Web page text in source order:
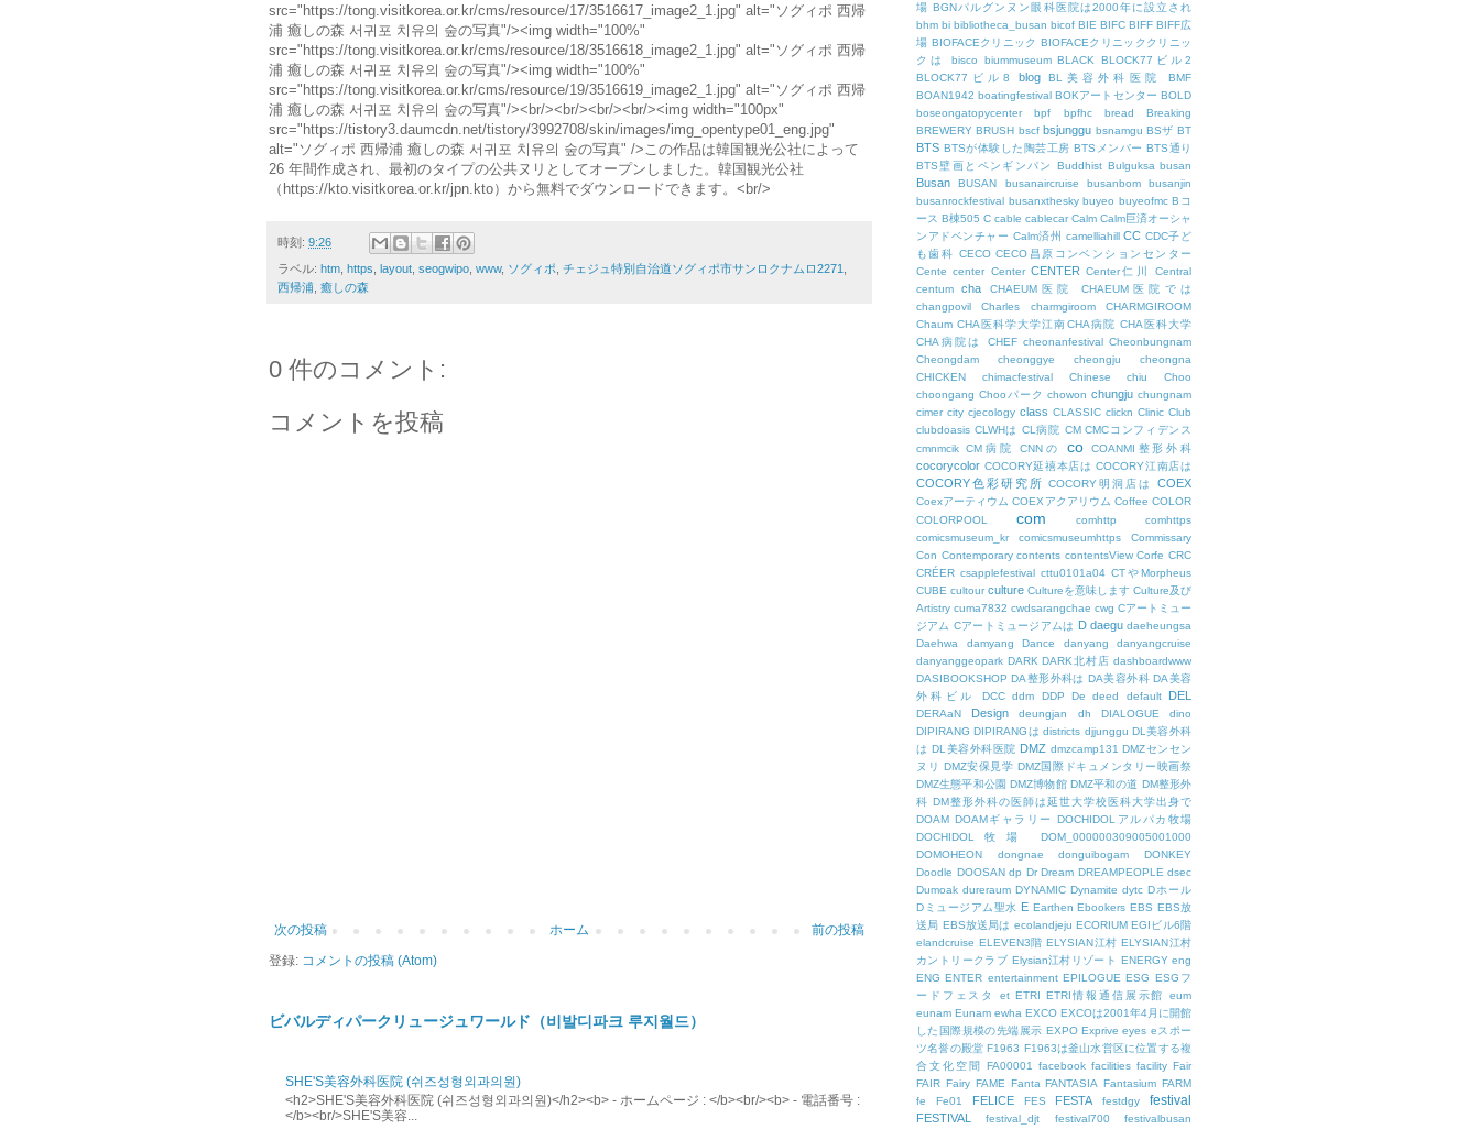
src="https://tong.visitkorea.or.kr/cms/resource/17/3516617_image2_1.jpg" alt="ソグィポ 西帰
浦 癒しの森 서귀포 치유의 숲の写真"/><img width="100%"
src="https://tong.visitkorea.or.kr/cms/resource/18/3516618_image2_1.jpg" alt="ソグィポ 西帰
浦 癒しの森 서귀포 치유의 숲の写真"/><img width="100%"
src="https://tong.visitkorea.or.kr/cms/resource/19/3516619_image2_1.jpg" alt="ソグィポ 西帰
浦 癒しの森 서귀포 치유의 숲の写真"/><br/><br/><br/><br/><img width="100px"
src="https://tistory3.daumcdn.net/tistory/3992708/skin/images/img_opentype01_eng.jpg"
alt="ソグィポ 西帰浦 癒しの森 서귀포 치유의 숲の写真" />この作品は韓国観光公社によって
26 年間作成され、最初のタイプの公共ヌリとしてオープンしました。韓国観光公社
（https://kto.visitkorea.or.kr/jpn.kto）から無料でダウンロードできます。<br/>
時刻: 9:26
ラベル: htm https layout seogwipo www, ソグィポ チェジュ特別自治道ソグィポ市サンロクナムロ2271
西帰浦 癒しの森
0 件のコメント:
コメントを投稿
次の投稿 前の投稿
ホーム
登録: コメントの投稿 (Atom)
ビバルディパークリュージュワールド（비발디파크 루지월드）
SHE'S美容外科医院 (쉬즈성형외과의원)
<h2>SHE'S美容外科医院 (쉬즈성형외과의원)</h2><b> - ホームページ : </b><br/><b> - 電話番号 :
</b><br/>SHE'S美容...
場 BGNパルグンヌン眼科医院は2000年に設立され
bhm bi bibliotheca_busan bicof BIE BIFC BIFF BIFF広
場 BIOFACEクリニック BIOFACEクリニッククリニッ
クは
bisco biummuseum BLACK
BLOCK77ビル2
BLOCK77ビル8
blog BL美容外科医院
BMF
BOAN1942 boatingfestival BOKアートセンター BOLD
boseongatopycenter
bpf bpfhc bread
Breaking
BREWERY BRUSH bscf bsjunggu bsnamgu BSザ BT
BTS BTSが体験した陶芸工房 BTSメンバー BTS通り
BTS壁画とペンギンパン
Buddhist Bulguksa busan
Busan BUSAN busanaircruise busanbom
busanjin
busanrockfestival busanxthesky buyeo buyeofmc Bコ
ース B棟505 C cable cablecar Calm Calm巨済オーシャ
ンアドベンチャー Calm済州 camelliahill CC CDC子ど
も歯科 CECO CECO昌原コンベンションセンター
Cente center Center CENTER Center仁川
Central
centum
cha CHAEUM医院
CHAEUM医院では
changpovil
Charles charmgiroom
CHARMGIROOM
Chaum CHA医科学大学江南CHA病院 CHA医科大学
CHA病院は
CHEF cheonanfestival Cheonbungnam
Cheongdam
cheonggye cheongju
cheongna
CHICKEN
chimacfestival Chinese chiu
Choo
choongang Chooパーク chowon chungju chungnam
cimer city cjecology class CLASSIC clickn Clinic Club
clubdoasis CLWHは CL病院 CM CMCコンフィデンス
cmnmcik CM病院 CNNの co COANMI整形外科
cocorycolor COCORY延禧本店は COCORY江南店は
COCORY色彩研究所 COCORY明洞店は COEX
Coexアーティウム COEXアクアリウム Coffee COLOR
COLORPOOL
com comhttp
comhttps
comicsmuseum_kr
comicsmuseumhttps
Commissary
Con Contemporary contents contentsView Corfe CRC
CRÉER csapplefestival cttu0101a04 CTやMorpheus
CUBE cultour culture Cultureを意味します Culture及び
Artistry cuma7832 cwdsarangchae cwg Cアートミュー
ジアム Cアートミュージアムは D daegu daeheungsa
Daehwa
damyang Dance danyang
danyangcruise
danyanggeopark DARK DARK北村店 dashboardwww
DASIBOOKSHOP DA整形外科は DA美容外科 DA美容
外科ビル
DCC ddm DDP De deed default DEL
DERAaN Design deungjan dh DIALOGUE
dino
DIPIRANG DIPIRANGは districts djjunggu DL美容外科
は DL美容外科医院 DMZ dmzcamp131 DMZセンセン
ヌリ DMZ安保見学 DMZ国際ドキュメンタリー映画祭
DMZ生態平和公園 DMZ博物館 DMZ平和の道 DM整形外
科 DM整形外科の医師は延世大学校医科大学出身で
DOAM DOAMギャラリー
DOCHIDOLアルパカ牧場
DOCHIDOL牧場
DOM_000000309005001000
DOMOHEON
dongnae donguibogam
DONKEY
Doodle DOOSAN dp Dr Dream DREAMPEOPLE dsec
Dumoak dureraum DYNAMIC Dynamite dytc Dホール
Dミュージアム聖水 E Earthen Ebookers EBS EBS放
送局 EBS放送局は ecolandjeju ECORIUM EGIビル6階
elandcruise ELEVEN3階 ELYSIAN江村 ELYSIAN江村
カントリークラブ Elysian江村リゾート ENERGY eng
ENG ENTER entertainment EPILOGUE ESG ESGフ
ードフェスタ
et ETRI ETRI情報通信展示館
eum
eunam Eunam ewha EXCO EXCOは2001年4月に開館
した国際規模の先端展示 EXPO Exprive eyes eスポー
ツ名誉の殿堂 F1963 F1963は釜山水営区に位置する複
合文化空間
FA00001 facebook facilities facility Fair
FAIR Fairy FAME Fanta FANTASIA Fantasium FARM
fe
Fe01 FELICE FES FESTA festdgy festival
FESTIVAL festival_djt festival700
festivalbusan